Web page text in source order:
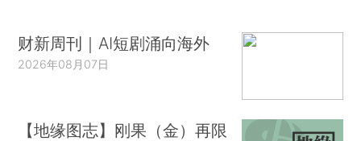
财新周刊｜AI短剧涌向海外
2026年08月07日
【地缘图志】刚果（金）再限